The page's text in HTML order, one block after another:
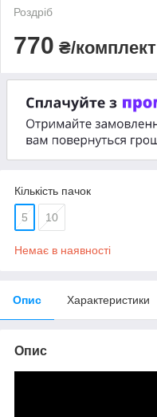
Роздріб
770 ₴/комплект
Кількість пачок
5 10
Немає в наявності
Опис Характеристики
Опис